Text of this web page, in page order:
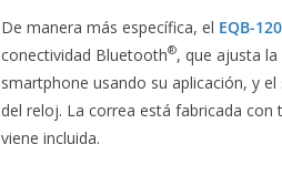
De manera más específica, el EQB-
conectividad Bluetooth®, que ajusta
smartphone usando su aplicación, y
del reloj. La correa está fabricada
viene incluida.